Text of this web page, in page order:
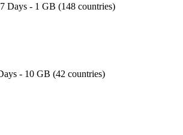
Days - 1 GB (148 countries)
- 10 GB (42 countries)